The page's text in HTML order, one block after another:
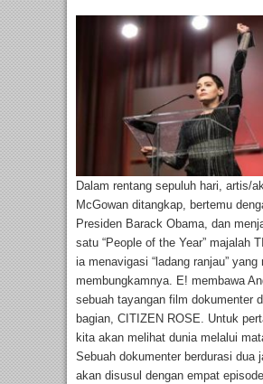
Dalam rentang sepuluh hari, artis/
McGowan ditangkap, bertemu
Presiden Barack Obama, dan
satu “People of the Year” majalah
ia menavigasi “ladang ranjau” yang
membungkamnya. E! membawa
sebuah tayangan film dokumenter
bagian, CITIZEN ROSE. Untuk
kita akan melihat dunia melalui
Sebuah dokumenter berdurasi dua
akan disusul dengan empat